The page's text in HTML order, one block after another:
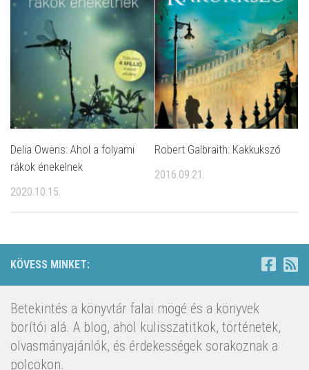
Delia Owens: Ahol a folyami
rákok énekelnek
2020.10.15.
Robert Galbraith: Kakkukszó
2016.09.21.
KÖVESS MINKET:
Betekintés a könyvtár falai mögé és a könyvek
borítói alá. A blog, ahol kulisszatitkok, történetek,
olvasmányajánlók, és érdekességek sorakoznak a
polcokon.